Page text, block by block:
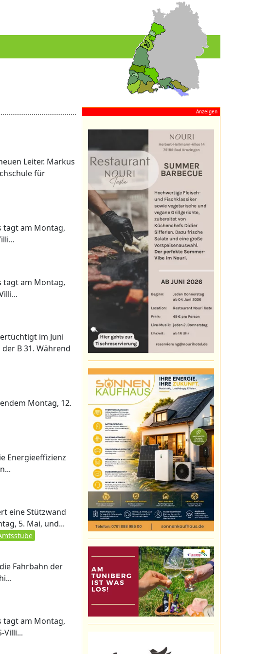
Leiter. Markus
für
tagt am Montag,
tagt am Montag,
im Juni
B 31. Während
Montag, 12.
Energieeffizienz
eine Stützwand
5. Mai, und...
Fahrbahn der
tagt am Montag,
Villi...
Anzeigen